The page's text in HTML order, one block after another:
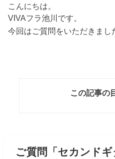
こんにちは。
VIVAフラ池川です。
今回はご質問をいただきまし
この記事の
ご質問「セカンド